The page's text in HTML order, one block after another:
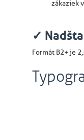
zákaziek
✓
Formát B2+ je